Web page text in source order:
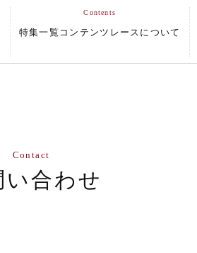
特集一覧 コンテンツ レースについて
Contact
い合わせ